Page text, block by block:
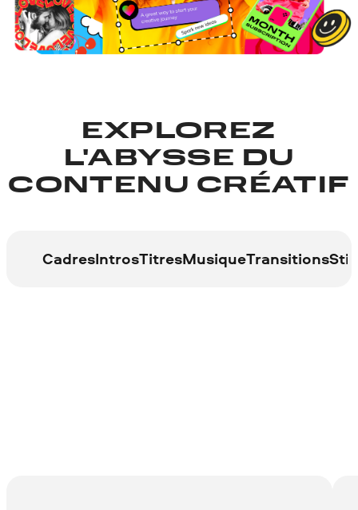
EXPLOREZ
L'ABYSSE DU
CONTENU CRÉATIF
CadresIntrosTitresMusiqueTransitions